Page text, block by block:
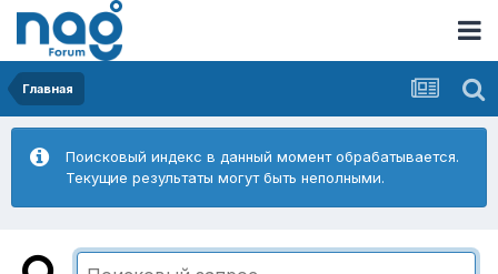
Главная
Поисковый индекс в данный момент обрабатывается.
Текущие результаты могут быть неполными.